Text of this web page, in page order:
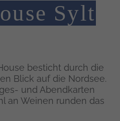
Sylt
besticht durch die
Blick auf die Nordsee.
und Abendkarten
an Weinen runden das